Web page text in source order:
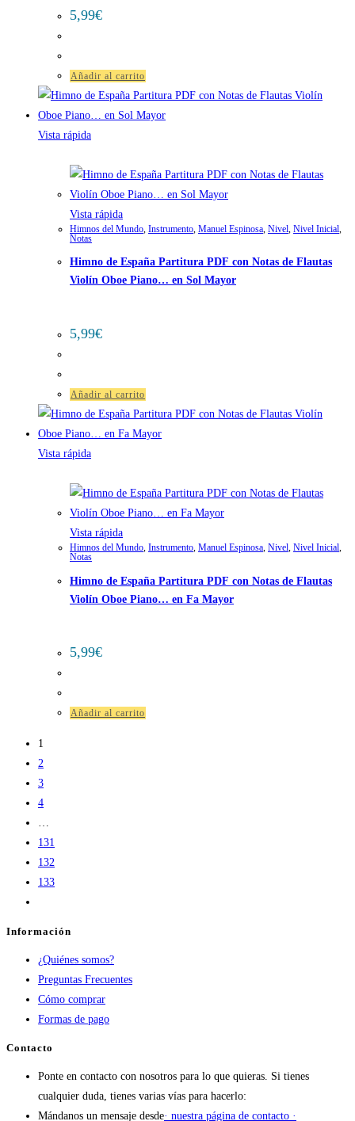
5,99€
Añadir al carrito
Vista rápida
Vista rápida
Himnos del Mundo, Instrumento, Manuel Espinosa, Nivel, Nivel Inicial,
Notas
Himno de España Partitura PDF con Notas de Flautas
Violín Oboe Piano… en Sol Mayor
5,99€
Añadir al carrito
Vista rápida
Vista rápida
Himnos del Mundo, Instrumento, Manuel Espinosa, Nivel, Nivel Inicial,
Notas
Himno de España Partitura PDF con Notas de Flautas
Violín Oboe Piano… en Fa Mayor
5,99€
Añadir al carrito
1
2
3
4
…
131
132
133
Información
¿Quiénes somos?
Preguntas Frecuentes
Cómo comprar
Formas de pago
Contacto
Ponte en contacto con nosotros para lo que quieras. Si tienes
cualquier duda, tienes varias vías para hacerlo:
Mándanos un mensaje desde· nuestra página de contacto ·